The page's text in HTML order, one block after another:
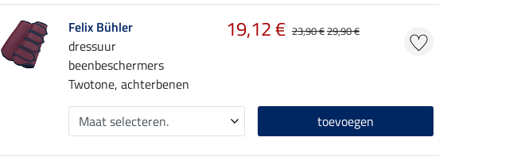
Felix Bühler
dressuur
beenbeschermers
Twotone, achterbenen
19,12 € 23,90 €29,90 €
toevoegen